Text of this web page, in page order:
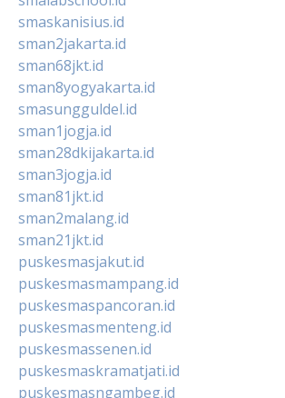
smaskanisius.id
sman2jakarta.id
sman68jkt.id
sman8yogyakarta.id
smasungguldel.id
sman1jogja.id
sman28dkijakarta.id
sman3jogja.id
sman81jkt.id
sman2malang.id
sman21jkt.id
puskesmasjakut.id
puskesmasmampang.id
puskesmaspancoran.id
puskesmasmenteng.id
puskesmassenen.id
puskesmaskramatjati.id
puskesmasngambeg.id